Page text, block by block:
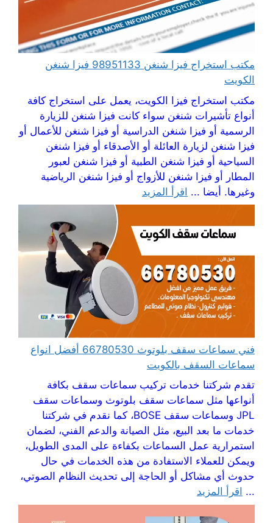
مكتب استخراج فيزا شنغن 98951133 فيزا شنغن
الكويت
مكتب استخراج فيزا الكويت، يعمل على استخراج كافة
أنواع تأشيرات شنغن سواء كانت فيزا شنغن للزيارة
الرسمية أو فيزا شنغن الدراسية أو فيزا شنغن للأعمال أو
فيزا شنغن لزيارة العائلة أو الأصدقاء أو فيزا شنغن
السياحية أو فيزا شنغن الطبية أو فيزا شنغن لعبور
المطار أو فيزا شنغن للأزواج أو فيزا شنغن الرياضية
وغيرها. أيضا ... اقرأ المزيد
فني سماعات سقف بلوتوث 66780530 أفضل انواع
سماعات السقف بالكويت
تقدم شركتنا خدمات تركيب سماعات سقف بكافة
أنواعها مثل سماعات سقف بلوتوث وسماعات سقف
JPL وسماعات سقف BOSE، كما نقدم في شركتنا
خدمات ما بعد البيع، مثل الصيانة والدعم الفني، لضمان
استمرارية عمل السماعات بكفاءة على المدى الطويل،
ويمكن للعملاء الاستفادة من هذه الخدمات في حال
حدوث أي مشاكل أو الحاجة إلى تحديث النظام الصوتي،
... اقرأ المزيد